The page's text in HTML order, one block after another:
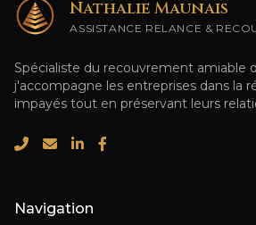
Nathalie Maunais
ASSISTANCE RELANCE &
Spécialiste du recouvrement amiable
j'accompagne les entreprises dans la
impayés tout en préservant leurs
Navigation